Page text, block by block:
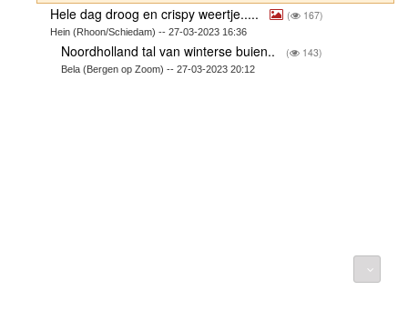
Hele dag droog en crispy weertje..... ( 167)
Hein (Rhoon/Schiedam) -- 27-03-2023 16:36
Noordholland tal van winterse buien.. ( 143)
Bela (Bergen op Zoom) -- 27-03-2023 20:12